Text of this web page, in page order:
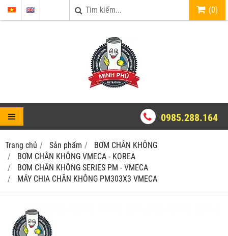
(0)
0985.288.164
Trang chủ Sản phẩm
BƠM CHÂN KHÔNG
BƠM CHÂN KHÔNG VMECA - KOREA
BƠM CHÂN KHÔNG SERIES PM - VMECA
MÁY CHIA CHÂN KHÔNG PM303X3 VMECA